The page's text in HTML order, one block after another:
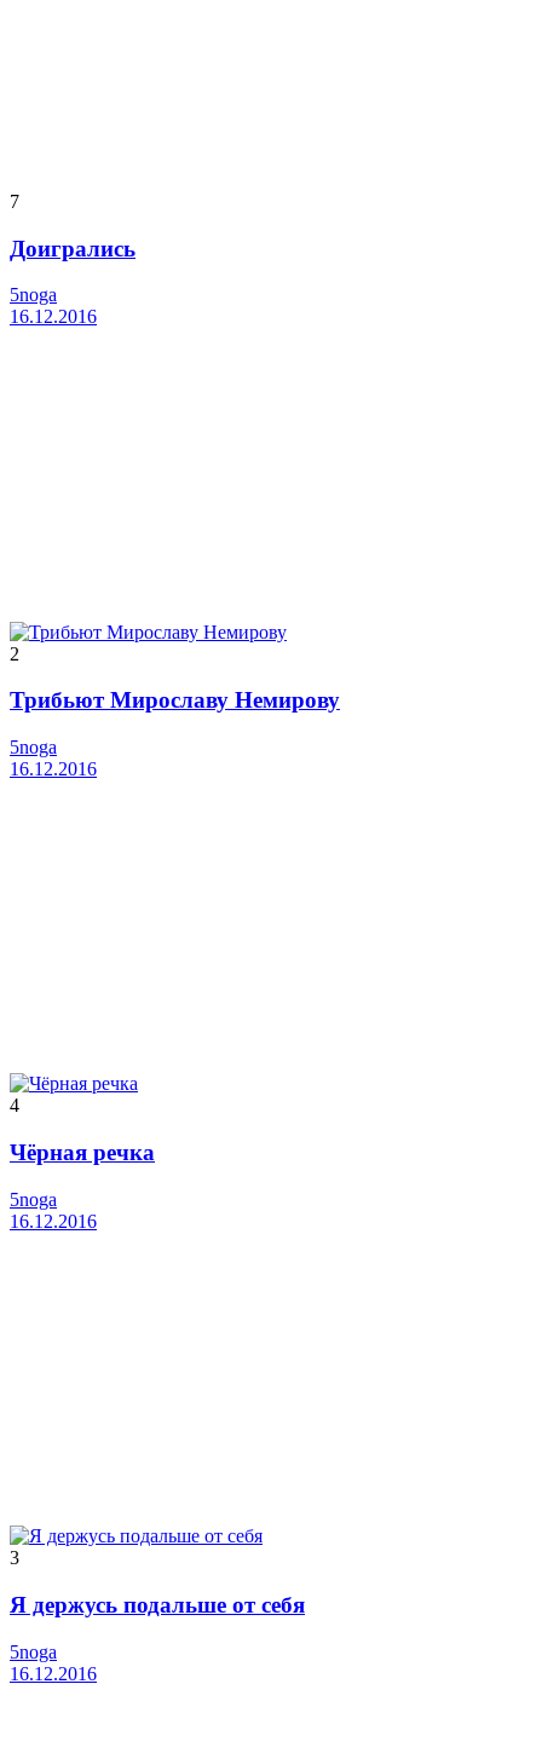
7
Доигрались
5noga
16.12.2016
2
Трибьют Мирославу Немирову
5noga
16.12.2016
4
Чёрная речка
5noga
16.12.2016
3
Я держусь подальше от себя
5noga
16.12.2016